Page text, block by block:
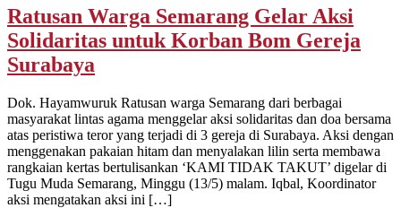
Ratusan Warga Semarang Gelar Aksi
Solidaritas untuk Korban Bom Gereja
Surabaya
Dok. Hayamwuruk Ratusan warga Semarang dari berbagai
masyarakat lintas agama menggelar aksi solidaritas dan doa bersama
atas peristiwa teror yang terjadi di 3 gereja di Surabaya. Aksi dengan
menggenakan pakaian hitam dan menyalakan lilin serta membawa
rangkaian kertas bertulisankan ‘KAMI TIDAK TAKUT’ digelar di
Tugu Muda Semarang, Minggu (13/5) malam. Iqbal, Koordinator
aksi mengatakan aksi ini […]